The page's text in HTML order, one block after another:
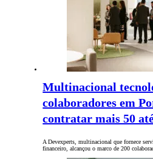
Multinacional
colaboradores em
contratar mais 50
A Devexperts, multinacional que fornece
financeiro, alcançou o marco de 200